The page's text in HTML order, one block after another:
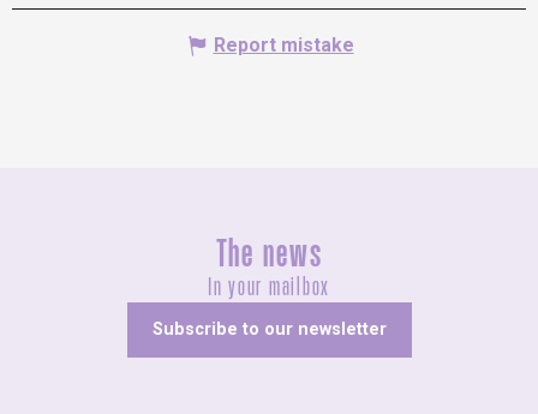
Report mistake
The news
In your mailbox
Subscribe to our newsletter